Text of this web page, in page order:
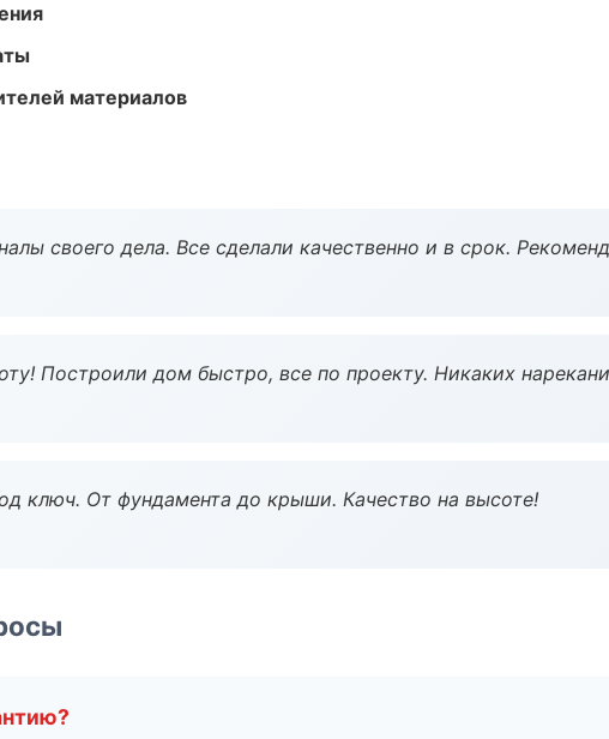
материалов
своего дела. Все сделали качественно и в срок.
Построили дом быстро, все по проекту. Никаких
ключ. От фундамента до крыши. Качество на высоте!